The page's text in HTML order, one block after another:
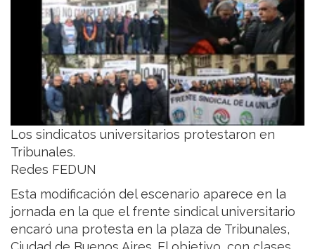
Los sindicatos universitarios protestaron en
Tribunales.
Redes FEDUN
Esta modificación del escenario aparece en la
jornada en la que el frente sindical universitario
encaró una protesta en la plaza de Tribunales,